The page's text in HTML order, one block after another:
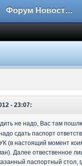
Форум Новостройки
- 23:07:
не надо, Вас там
сдать паспорт
(в настоящий момент
Далее отвественное
паспортный стол,